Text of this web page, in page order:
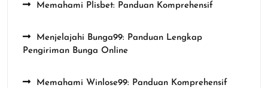
Memahami Plisbet: Panduan Komprehensif
Menjelajahi Bunga99: Panduan Lengkap
Pengiriman Bunga Online
Memahami Winlose99: Panduan Komprehensif